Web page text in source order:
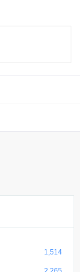
1,514